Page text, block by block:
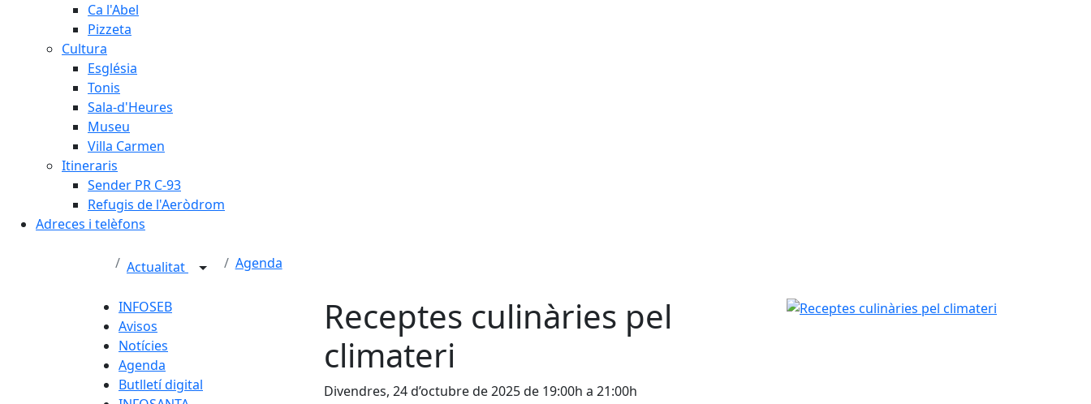
Ca l'Abel
Pizzeta
Cultura
Església
Tonis
Sala-d'Heures
Museu
Villa Carmen
Itineraris
Sender PR C-93
Refugis de l'Aeròdrom
Adreces i telèfons
Actualitat Agenda
INFOSEB
Avisos
Notícies
Agenda
Butlletí digital
Receptes culinàries pel
climateri
Divendres, 24 d’octubre de 2025 de 19:00h a 21:00h
Receptes culinàries pel climateri